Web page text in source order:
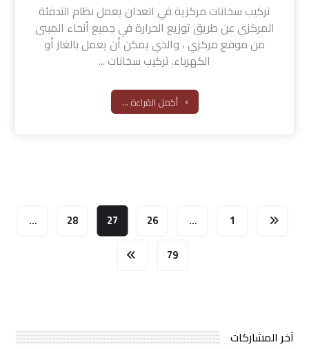
تركيب سخانات مركزية في العدان يعمل نظام التدفئة
المركزي عن طريق توزيع الحرارة في جميع أنحاء المبنى
من موقع مركزي ، والذي يمكن أن يعمل بالغاز أو
الكهرباء. تركيب سخانات ...
أكمل القراءة ...
1
…
26
27
28
…
79
آخر المشاركات